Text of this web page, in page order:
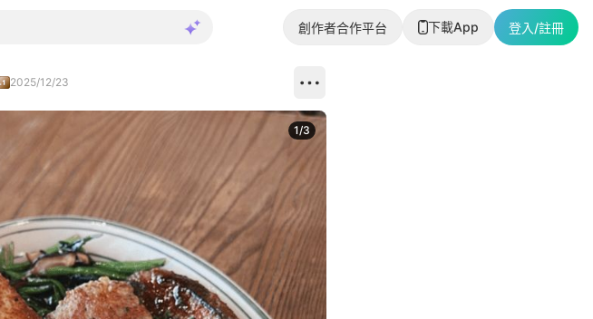
創作者合作平台 下載App 登入/註冊
2025/12/23
1/3